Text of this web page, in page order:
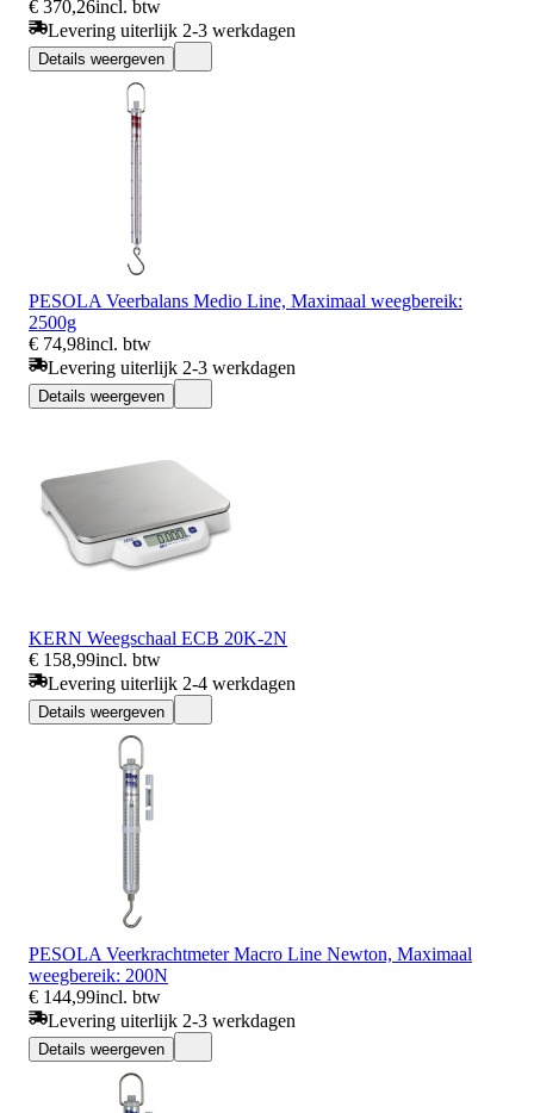
€ 370,26incl. btw
Levering uiterlijk 2-3 werkdagen
Details weergeven
PESOLA Veerbalans Medio Line, Maximaal weegbereik:
2500g
€ 74,98incl. btw
Levering uiterlijk 2-3 werkdagen
Details weergeven
KERN Weegschaal ECB 20K-2N
€ 158,99incl. btw
Levering uiterlijk 2-4 werkdagen
Details weergeven
PESOLA Veerkrachtmeter Macro Line Newton, Maximaal
weegbereik: 200N
€ 144,99incl. btw
Levering uiterlijk 2-3 werkdagen
Details weergeven